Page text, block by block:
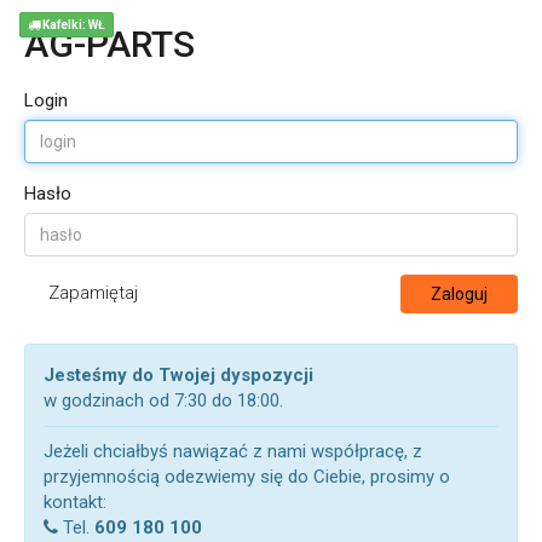
AG-PARTS
Login
Hasło
Zapamiętaj Zaloguj
Jesteśmy do Twojej dyspozycji
w godzinach od 7:30 do 18:00.
Jeżeli chciałbyś nawiązać z nami współpracę, z
przyjemnością odezwiemy się do Ciebie, prosimy o
kontakt:
Tel. 609 180 100
Kafelki: WŁ